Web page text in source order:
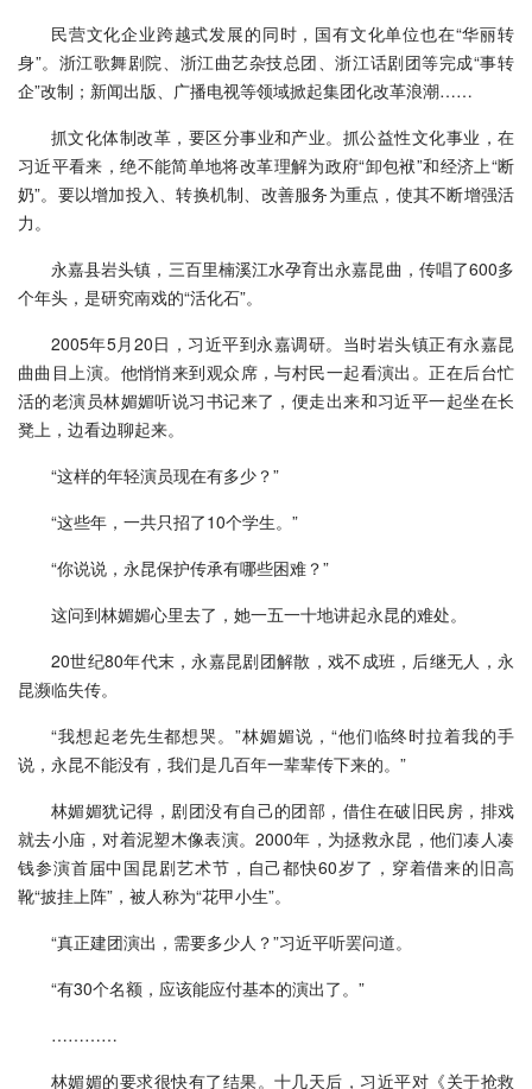
民营文化企业跨越式发展的同时，国有文化单位也在“华丽转
身”。浙江歌舞剧院、浙江曲艺杂技总团、浙江话剧团等完成“事转
企”改制；新闻出版、广播电视等领域掀起集团化改革浪潮……
抓文化体制改革，要区分事业和产业。抓公益性文化事业，在
习近平看来，绝不能简单地将改革理解为政府“卸包袱”和经济上“断
奶”。要以增加投入、转换机制、改善服务为重点，使其不断增强活
力。
永嘉县岩头镇，三百里楠溪江水孕育出永嘉昆曲，传唱了600多
个年头，是研究南戏的“活化石”。
2005年5月20日，习近平到永嘉调研。当时岩头镇正有永嘉昆
曲曲目上演。他悄悄来到观众席，与村民一起看演出。正在后台忙
活的老演员林媚媚听说习书记来了，便走出来和习近平一起坐在长
凳上，边看边聊起来。
“这样的年轻演员现在有多少？”
“这些年，一共只招了10个学生。”
“你说说，永昆保护传承有哪些困难？”
这问到林媚媚心里去了，她一五一十地讲起永昆的难处。
20世纪80年代末，永嘉昆剧团解散，戏不成班，后继无人，永
昆濒临失传。
“我想起老先生都想哭。”林媚媚说，“他们临终时拉着我的手
说，永昆不能没有，我们是几百年一辈辈传下来的。”
林媚媚犹记得，剧团没有自己的团部，借住在破旧民房，排戏
就去小庙，对着泥塑木像表演。2000年，为拯救永昆，他们凑人凑
钱参演首届中国昆剧艺术节，自己都快60岁了，穿着借来的旧高
靴“披挂上阵”，被人称为“花甲小生”。
“真正建团演出，需要多少人？”习近平听罢问道。
“有30个名额，应该能应付基本的演出了。”
…………
林媚媚的要求很快有了结果。十几天后，习近平对《关于抢救